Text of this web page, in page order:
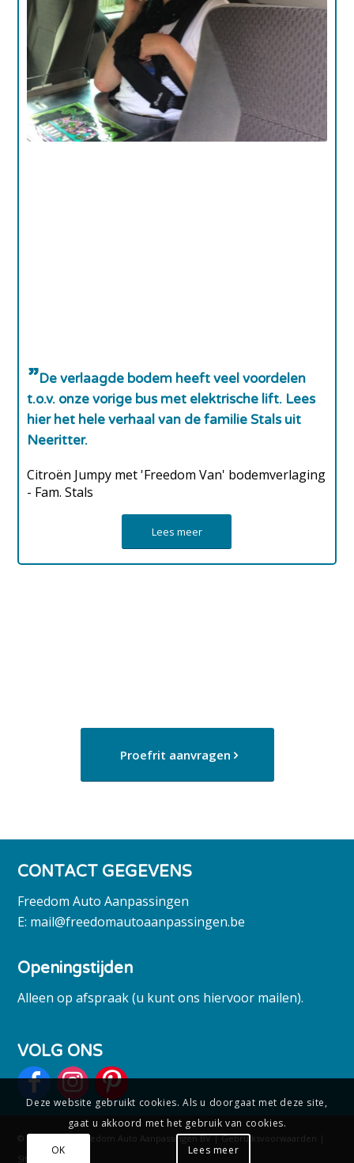
De verlaagde bodem heeft veel voordelen
t.o.v. onze vorige bus met elektrische lift. Lees
hier het hele verhaal van de familie Stals uit
Neeritter.
Citroën Jumpy met 'Freedom Van' bodemverlaging
- Fam. Stals
Lees meer
Proefrit aanvragen
CONTACT GEGEVENS
Freedom Auto Aanpassingen
E: mail@freedomautoaanpassingen.be
Openingstijden
Alleen op afspraak (u kunt ons hiervoor mailen).
VOLG ONS
© Copyright - Freedom Auto Aanpassingen BV |Gebruiksvoorwaarden |
Sitemap
Deze website gebruikt cookies. Als u doorgaat met deze site,
gaat u akkoord met het gebruik van cookies.
OK Lees meer